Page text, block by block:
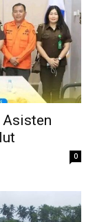
Asisten
0